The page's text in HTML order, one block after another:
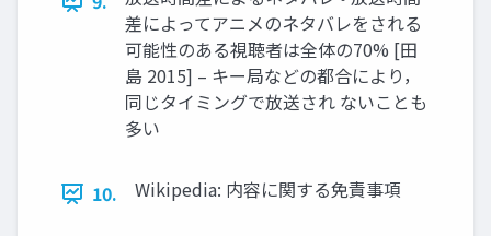
差によってアニメのネタバレをされる
可能性のある視聴者は全体の70% [田
島 2015] – キー局などの都合により，
同じタイミングで放送され ないことも
多い
10. Wikipedia: 内容に関する免責事項